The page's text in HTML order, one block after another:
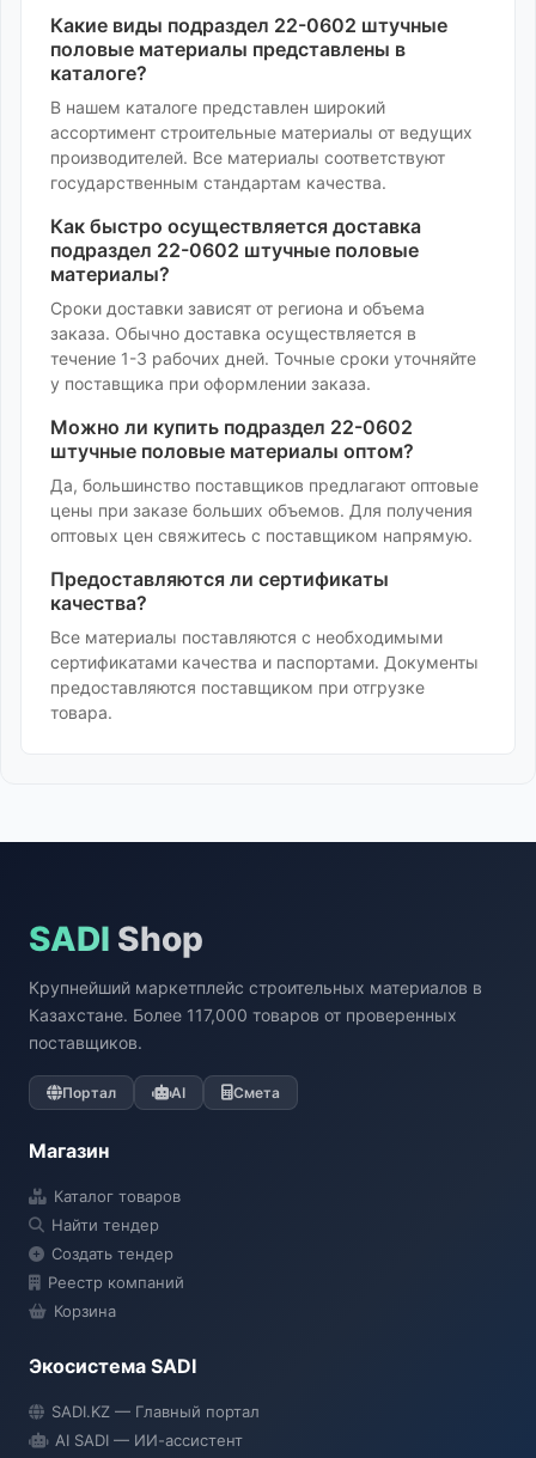
Какие виды подраздел 22-0602 штучные
половые материалы представлены в
каталоге?
В нашем каталоге представлен широкий
ассортимент строительные материалы от ведущих
производителей. Все материалы соответствуют
государственным стандартам качества.
Как быстро осуществляется доставка
подраздел 22-0602 штучные половые
материалы?
Сроки доставки зависят от региона и объема
заказа. Обычно доставка осуществляется в
течение 1-3 рабочих дней. Точные сроки уточняйте
у поставщика при оформлении заказа.
Можно ли купить подраздел 22-0602
штучные половые материалы оптом?
Да, большинство поставщиков предлагают оптовые
цены при заказе больших объемов. Для получения
оптовых цен свяжитесь с поставщиком напрямую.
Предоставляются ли сертификаты
качества?
Все материалы поставляются с необходимыми
сертификатами качества и паспортами. Документы
предоставляются поставщиком при отгрузке
товара.
SADI Shop
Крупнейший маркетплейс строительных материалов в
Казахстане. Более 117,000 товаров от проверенных
поставщиков.
Портал AI Смета
Магазин
Каталог товаров
Найти тендер
Создать тендер
Реестр компаний
Корзина
Экосистема SADI
SADI.KZ — Главный портал
AI SADI — ИИ-ассистент
● Подключение...